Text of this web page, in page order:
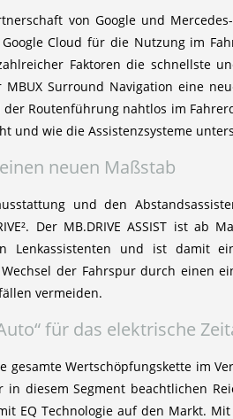
von Google und
Cloud für die Nutzung im
Faktoren die schnellste
Surround Navigation eine
Routenführung nahtlos im
und wie die Assistenzsysteme
neuen Maßstab
und den
Der MB.DRIVE ASSIST ist ab
Lenkassistenten und ist damit
der Fahrspur durch einen
vermeiden.
für das elektrische
gesamte Wertschöpfungskette im
diesem Segment beachtlichen
EQ Technologie auf den Markt.